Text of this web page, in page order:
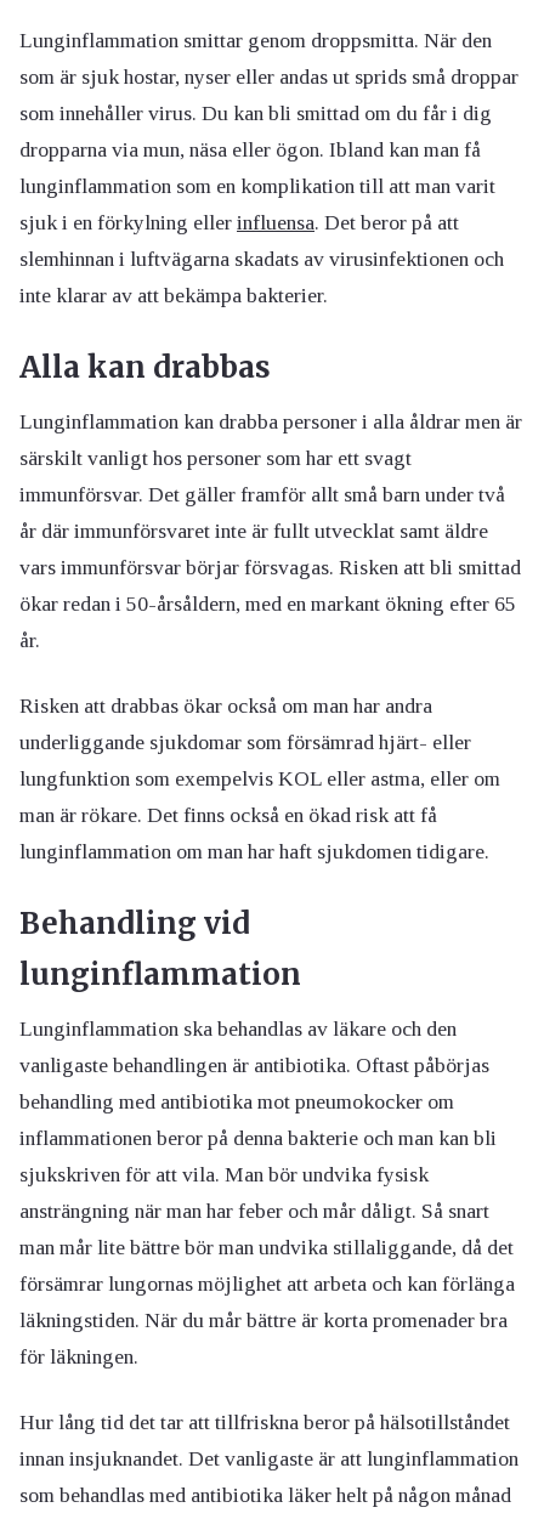
Lunginflammation smittar genom droppsmitta. När den
som är sjuk hostar, nyser eller andas ut sprids små droppar
som innehåller virus. Du kan bli smittad om du får i dig
dropparna via mun, näsa eller ögon. Ibland kan man få
lunginflammation som en komplikation till att man varit
sjuk i en förkylning eller influensa. Det beror på att
slemhinnan i luftvägarna skadats av virusinfektionen och
inte klarar av att bekämpa bakterier.
Alla kan drabbas
Lunginflammation kan drabba personer i alla åldrar men är
särskilt vanligt hos personer som har ett svagt
immunförsvar. Det gäller framför allt små barn under två
år där immunförsvaret inte är fullt utvecklat samt äldre
vars immunförsvar börjar försvagas. Risken att bli smittad
ökar redan i 50-årsåldern, med en markant ökning efter 65
år.
Risken att drabbas ökar också om man har andra
underliggande sjukdomar som försämrad hjärt- eller
lungfunktion som exempelvis KOL eller astma, eller om
man är rökare. Det finns också en ökad risk att få
lunginflammation om man har haft sjukdomen tidigare.
Behandling vid
lunginflammation
Lunginflammation ska behandlas av läkare och den
vanligaste behandlingen är antibiotika. Oftast påbörjas
behandling med antibiotika mot pneumokocker om
inflammationen beror på denna bakterie och man kan bli
sjukskriven för att vila. Man bör undvika fysisk
ansträngning när man har feber och mår dåligt. Så snart
man mår lite bättre bör man undvika stillaliggande, då det
försämrar lungornas möjlighet att arbeta och kan förlänga
läkningstiden. När du mår bättre är korta promenader bra
för läkningen.
Hur lång tid det tar att tillfriskna beror på hälsotillståndet
innan insjuknandet. Det vanligaste är att lunginflammation
som behandlas med antibiotika läker helt på någon månad